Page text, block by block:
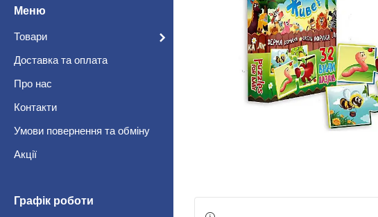
Товари
Доставка та оплата
Про нас
Контакти
Умови повернення та обміну
Акції
Графік роботи